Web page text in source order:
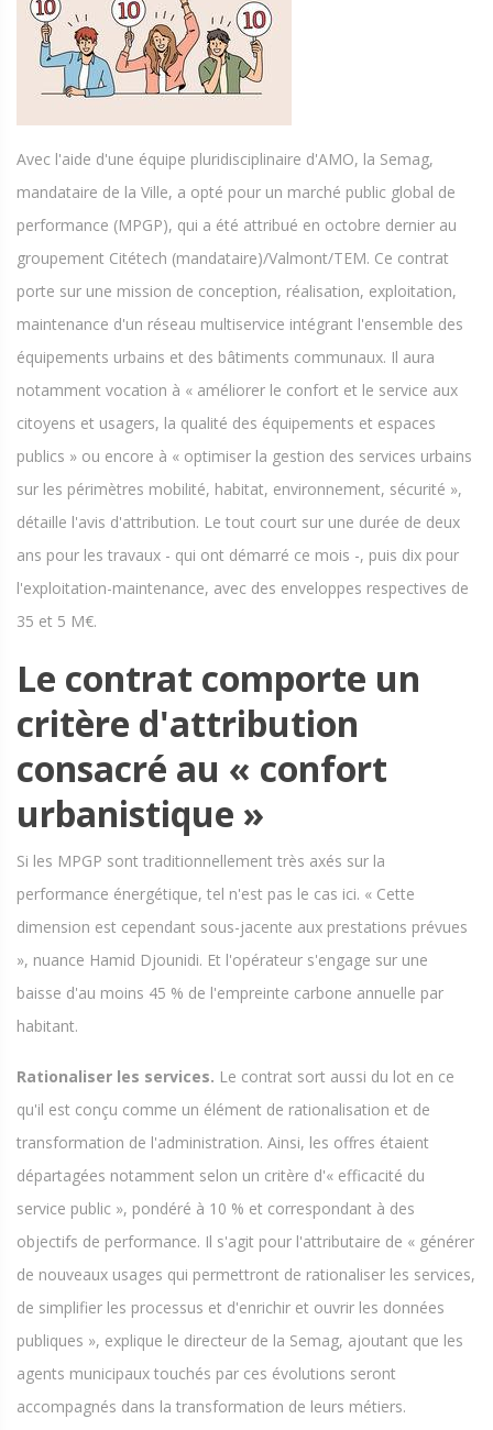
Avec l'aide d'une équipe pluridisciplinaire d'AMO, la Semag,
mandataire de la Ville, a opté pour un marché public global de
performance (MPGP), qui a été attribué en octobre dernier au
groupement Citétech (mandataire)/Valmont/TEM. Ce contrat
porte sur une mission de conception, réalisation, exploitation,
maintenance d'un réseau multiservice intégrant l'ensemble des
équipements urbains et des bâtiments communaux. Il aura
notamment vocation à « améliorer le confort et le service aux
citoyens et usagers, la qualité des équipements et espaces
publics » ou encore à « optimiser la gestion des services urbains
sur les périmètres mobilité, habitat, environnement, sécurité »,
détaille l'avis d'attribution. Le tout court sur une durée de deux
ans pour les travaux - qui ont démarré ce mois -, puis dix pour
l'exploitation-maintenance, avec des enveloppes respectives de
35 et 5 M€.
Le contrat comporte un
critère d'attribution
consacré au « confort
urbanistique »
Si les MPGP sont traditionnellement très axés sur la
performance énergétique, tel n'est pas le cas ici. « Cette
dimension est cependant sous-jacente aux prestations prévues
», nuance Hamid Djounidi. Et l'opérateur s'engage sur une
baisse d'au moins 45 % de l'empreinte carbone annuelle par
habitant.
Rationaliser les services. Le contrat sort aussi du lot en ce
qu'il est conçu comme un élément de rationalisation et de
transformation de l'administration. Ainsi, les offres étaient
départagées notamment selon un critère d'« efficacité du
service public », pondéré à 10 % et correspondant à des
objectifs de performance. Il s'agit pour l'attributaire de « générer
de nouveaux usages qui permettront de rationaliser les services,
de simplifier les processus et d'enrichir et ouvrir les données
publiques », explique le directeur de la Semag, ajoutant que les
agents municipaux touchés par ces évolutions seront
accompagnés dans la transformation de leurs métiers.